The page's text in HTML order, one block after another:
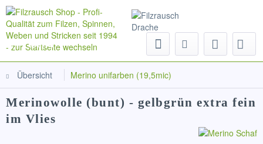
Menü
Übersicht Merino unifarben (19,5mic)
Merinowolle (bunt) - gelbgrün extra fein
im Vlies